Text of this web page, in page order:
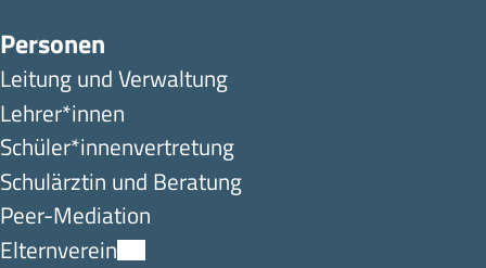
Personen
Leitung und Verwaltung
Lehrer*innen
Schüler*innen­ver­tretung
Schulärztin und Beratung
Peer-Mediation
Elternverein